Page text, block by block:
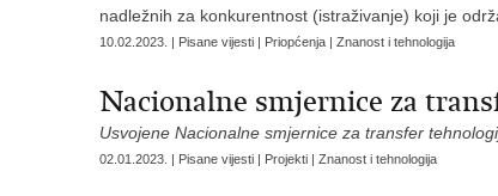
nadležnih za konkurentnost (istraživanje) koji je
10.02.2023. | Pisane vijesti | Priopćenja | Znanost i tehnologija
Nacionalne smjernice za
Usvojene Nacionalne smjernice za transfer
02.01.2023. | Pisane vijesti | Projekti | Znanost i tehnologija